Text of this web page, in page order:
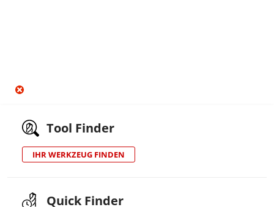
Tool Finder
IHR WERKZEUG FINDEN
Quick Finder